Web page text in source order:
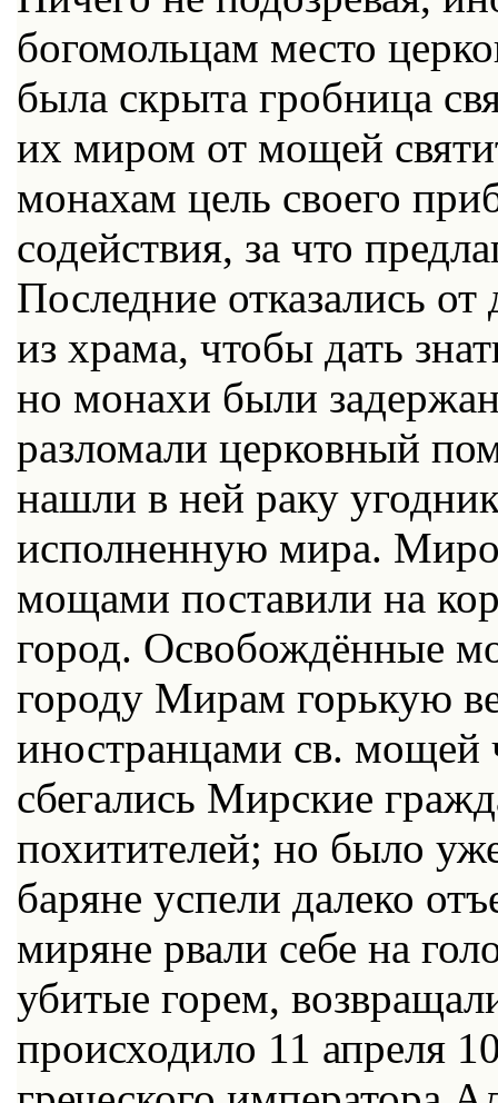
богомольцам место
была скрыта гробница
их миром от мощей
монахам цель своего
содействия, за что
Последние отказались
из храма, чтобы дать
но монахи были
разломали церковный
нашли в ней раку
исполненную мира. Миро
мощами поставили на
город. Освобождённые
городу Мирам горькую
иностранцами св. мощей
сбегались Мирские
похитителей; но было
баряне успели далеко
миряне рвали себе на
убитые горем,
происходило 11 апреля